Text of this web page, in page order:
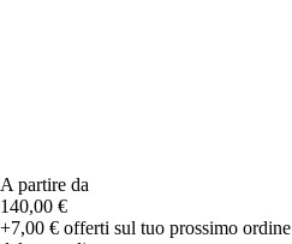
A partire da
140,00 €
+7,00 € offerti sul tuo prossimo ordine